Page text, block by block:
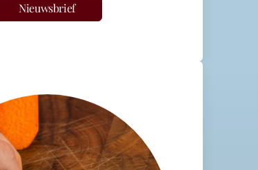
Nieuwsbrief